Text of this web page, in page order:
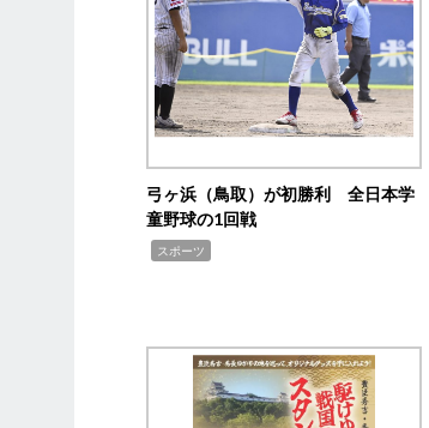
弓ヶ浜（鳥取）が初勝利 全日本学
童野球の1回戦
スポーツ